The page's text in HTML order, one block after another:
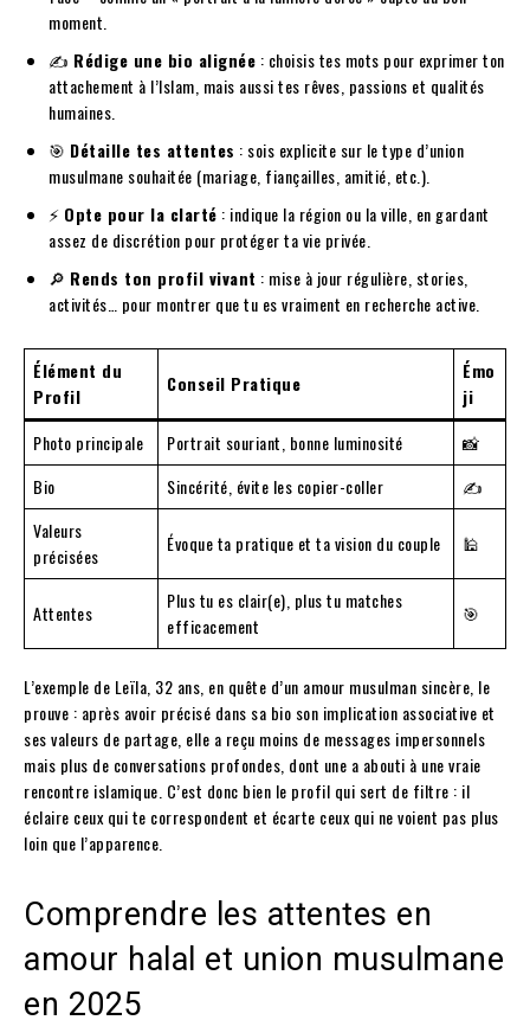
moment.
✍️ Rédige une bio alignée : choisis tes mots pour exprimer ton
attachement à l’Islam, mais aussi tes rêves, passions et qualités
humaines.
🎯 Détaille tes attentes : sois explicite sur le type d’union
musulmane souhaitée (mariage, fiançailles, amitié, etc.).
⚡ Opte pour la clarté : indique la région ou la ville, en gardant
assez de discrétion pour protéger ta vie privée.
🔎 Rends ton profil vivant : mise à jour régulière, stories,
activités… pour montrer que tu es vraiment en recherche active.
Élément du
Profil
Conseil Pratique
Émo
ji
Photo principale
Portrait souriant, bonne luminosité
📸
Bio
Sincérité, évite les copier-coller
✍️
Valeurs
précisées
Évoque ta pratique et ta vision du couple 🕌
Attentes
Plus tu es clair(e), plus tu matches
efficacement
🎯
L’exemple de Leïla, 32 ans, en quête d’un amour musulman sincère, le
prouve : après avoir précisé dans sa bio son implication associative et
ses valeurs de partage, elle a reçu moins de messages impersonnels
mais plus de conversations profondes, dont une a abouti à une vraie
rencontre islamique. C’est donc bien le profil qui sert de filtre : il
éclaire ceux qui te correspondent et écarte ceux qui ne voient pas plus
loin que l’apparence.
Comprendre les attentes en
amour halal et union musulmane
en 2025